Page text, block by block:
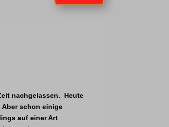
nachgelassen. Heute
Aber schon einige
auf einer Art